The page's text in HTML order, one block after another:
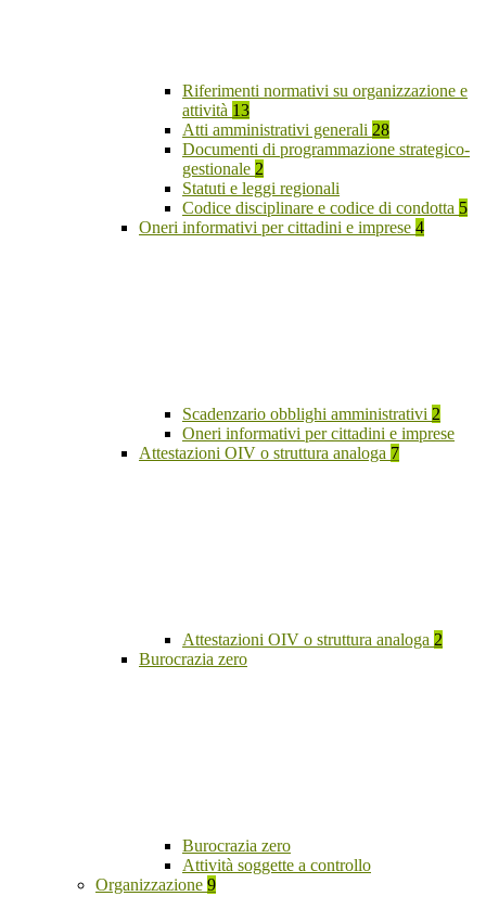
Riferimenti normativi su organizzazione e
attività 13
Atti amministrativi generali 28
Documenti di programmazione strategico-
gestionale 2
Statuti e leggi regionali
Codice disciplinare e codice di condotta 5
Oneri informativi per cittadini e imprese 4
Scadenzario obblighi amministrativi 2
Oneri informativi per cittadini e imprese
Attestazioni OIV o struttura analoga 7
Attestazioni OIV o struttura analoga 2
Burocrazia zero
Burocrazia zero
Attività soggette a controllo
Organizzazione 9